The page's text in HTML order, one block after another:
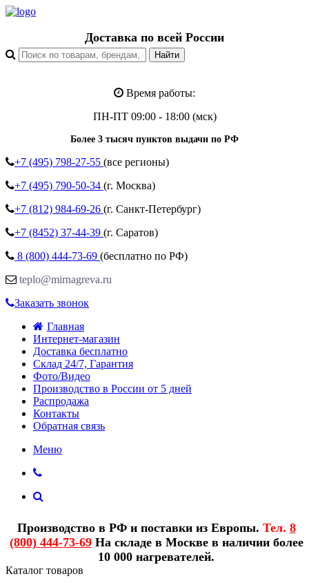
Доставка по всей России
Время работы:
ПН-ПТ 09:00 - 18:00 (мск)
Более 3 тысяч пунктов выдачи по РФ
+7 (495) 798-27-55 (все регионы)
+7 (495) 790-50-34 (г. Москва)
+7 (812) 984-69-26 (г. Санкт-Петербург)
+7 (8452) 37-44-39 (г. Саратов)
8 (800) 444-73-69 (бесплатно по РФ)
teplo@mirnagreva.ru
Заказать звонок
Главная
Интернет-магазин
Доставка бесплатно
Склад 24/7, Гарантия
Фото/Видео
Производство в России от 5 дней
Распродажа
Контакты
Обратная связь
Меню
Производство в РФ и поставки из Европы. Тел. 8
(800) 444-73-69На складе в Москве в наличии более
10 000 нагревателей.
Каталог товаров